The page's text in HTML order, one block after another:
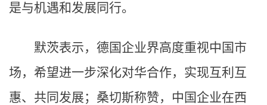
是与机遇和发展同行。
默茨表示，德国企业界高度重视中国市
场，希望进一步深化对华合作，实现互利互
惠、共同发展；桑切斯称赞，中国企业在西